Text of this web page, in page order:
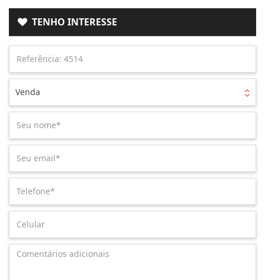
TENHO INTERESSE
Venda